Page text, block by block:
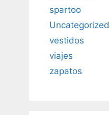
spartoo
Uncategorized
vestidos
viajes
zapatos